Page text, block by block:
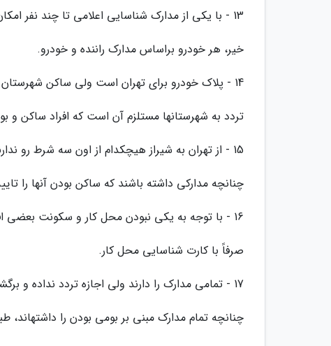
13 - با یکی از مدارک شناسایی اعلامی تا چند نفر امکان تردد وجود دارد؟ دوتا خودرو با یکی از مدرک امکان تردد دارند؟
خیر، هر خودرو براساس مدارک راننده و خودرو.
14 - پلاک خودرو برای تهران است ولی ساکن شهرستان می باشند امکان تردد وجود دارد؟
تردد به شهرستانها مستلزم آن است که افراد ساکن و
15 - از تهران به شیراز هیچکدام از اون سه شرط رو ندارند ولی سرنشینان خودرو اهل شیراز هستند؟
چنانچه مدارکی داشته باشند که ساکن بودن آنها را
16 - با توجه به یکی نبودن محل کار و سکونت بعضی افراد بدون داشتن سه مشخصه اعلامی. چگونه اجازه تردد دارند؟
صرفاً با کارت شناسایی محل کار.
17 - تمامی مدارک را دارند ولی اجازه تردد نداده و برگشت داده شده اند؟ بعضی محورها با خاکریز راستا را بسته اند!
چنانچه تمام مدارک مبنی بر بومی بودن را داشتهاند،